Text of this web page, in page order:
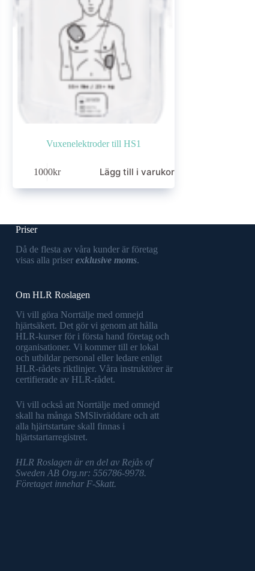
Vuxenelektroder till HS1
1000kr Lägg till i varukorg
Priser
Då de flesta av våra kunder är företag
visas alla priser exklusive moms.
Om HLR Roslagen
Vi vill göra Norrtälje med omnejd
hjärtsäkert. Det gör vi genom att hålla
HLR-kurser för i första hand företag och
organisationer. Vi kommer till er lokal
och utbildar personal eller ledare enligt
HLR-rådets riktlinjer. Våra instruktörer är
certifierade av HLR-rådet.
Vi vill också att Norrtälje med omnejd
skall ha många SMSlivräddare och att
alla hjärtstartare skall finnas i
hjärtstartarregistret.
HLR Roslagen är en del av Rejås of
Sweden AB Org.nr: 556786-9978.
Företaget innehar F-Skatt.